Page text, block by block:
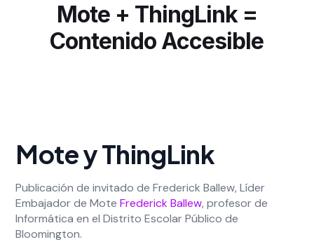
Mote + ThingLink =
Contenido Accesible
Mote y ThingLink
Publicación de invitado de Frederick Ballew, Líder
Embajador de MoteFrederick Ballew, profesor de
Informática en el Distrito Escolar Público de
Bloomington.